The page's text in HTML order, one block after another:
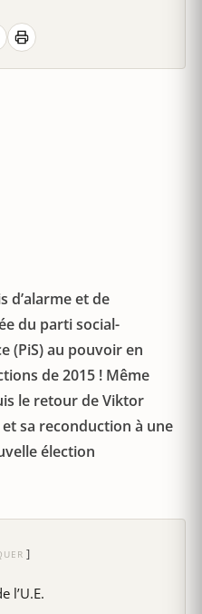
d’alarme et de
du parti social-
(PiS) au pouvoir en
de 2015 ! Même
le retour de Viktor
sa reconduction à une
élection
l’U.E.